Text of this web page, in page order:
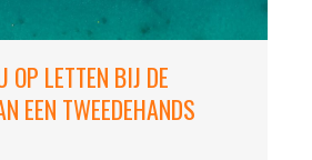
OP LETTEN BIJ DE
EEN TWEEDEHANDS